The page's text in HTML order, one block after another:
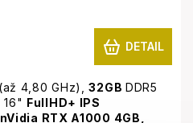
DETAIL
(až 4,80 GHz),32GB DDR5
16" FullHD+ IPS
nVidia RTX A1000 4GB,